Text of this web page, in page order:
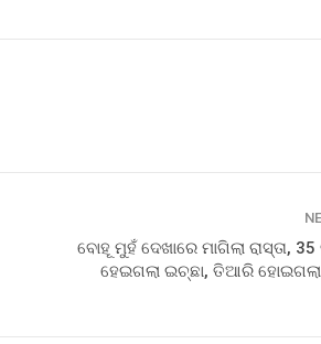
ବୋହୂ ମୁହଁ ଦେଖାରେ ମାଗିଲା ରାସ୍ତା,
ହେଇଗଲା ଇଚ୍ଛା, ତିଆରି ହୋଇଗଲା